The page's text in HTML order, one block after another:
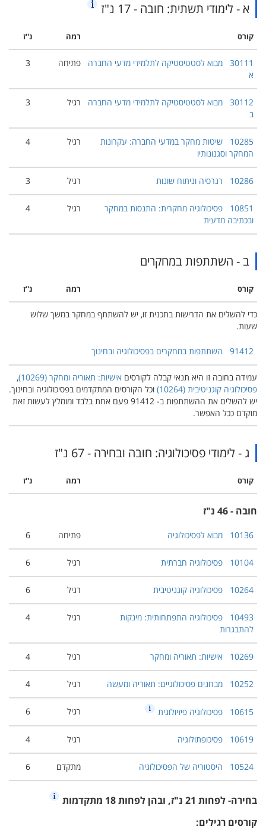
א - לימודי תשתית: חובה - 17 נ"ז
קורס רמה
30111מבוא לסטטיסטיקה לתלמידי מדעי החברה
פתיחה
30112מבוא לסטטיסטיקה לתלמידי מדעי החברה
רגיל
10285שיטות מחקר במדעי החברה: עקרונות
המחקר וסגנונותיו
רגיל
10286רגרסיה וניתוח שונות רגיל
10851פסיכולוגיה מחקרית: התנסות במחקר
ובכתיבה מדעית
רגיל
ב - השתתפות במחקרים
קורס רמה
כדי להשלים את הדרישות בתכנית זו, יש להשתתף במחקר במשך שלוש
שעות.
91412השתתפות במחקרים בפסיכולוגיה ובחינוך
עמידה בחובה זו היא תנאי קבלה לקורסיםאישיות: תאוריה ומחקר (‏10269‎)‏
,
פסיכולוגיה קוגניטיבית (‏10264‎)
‏ וכל הקורסים המתקדמים בפסיכולוגיה ובחינוך.
יש להשלים את ההשתתפות ב- 91412 פעם אחת בלבד ומומלץ לעשות זאת
מוקדם ככל האפשר.
ג - לימודי פסיכולוגיה: חובה ובחירה - 67 נ"ז
קורס רמה
חובה - 46 נ"ז
10136מבוא לפסיכולוגיה פתיחה
10104פסיכולוגיה חברתית רגיל
10264פסיכולוגיה קוגניטיבית רגיל
10493פסיכולוגיה התפתחותית: מינקות
להתבגרות
רגיל
10269אישיות: תאוריה ומחקר רגיל
10252מבחנים פסיכולוגיים: תאוריה ומעשה רגיל
10615פסיכולוגיה פיזיולוגית רגיל
10619פסיכופתולוגיה רגיל
10524היסטוריה של הפסיכולוגיה מתקדם
בחירה- לפחות 21 נ"ז, ובהן לפחות 18 מתקדמות
קורסים רגילים: